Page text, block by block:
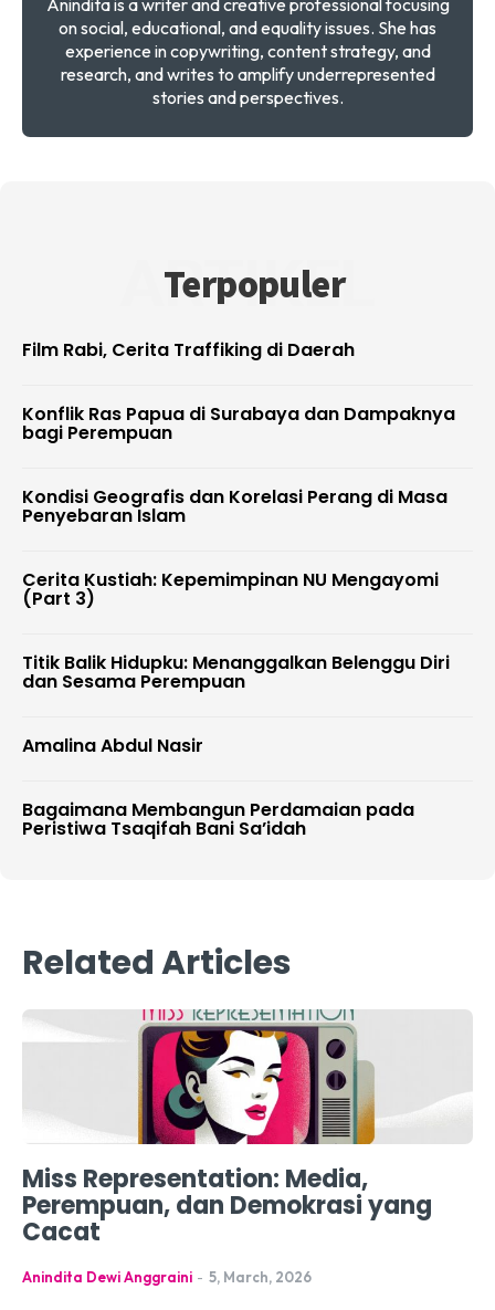
on social, educational, and equality issues. She has
experience in copywriting, content strategy, and
research, and writes to amplify underrepresented
stories and perspectives.
Terpopuler
ARTIKEL
Film Rabi, Cerita Traffiking di Daerah
Konflik Ras Papua di Surabaya dan Dampaknya
bagi Perempuan
Kondisi Geografis dan Korelasi Perang di Masa
Penyebaran Islam
Cerita Kustiah: Kepemimpinan NU Mengayomi
(Part 3)
Titik Balik Hidupku: Menanggalkan Belenggu Diri
dan Sesama Perempuan
Amalina Abdul Nasir
Bagaimana Membangun Perdamaian pada
Peristiwa Tsaqifah Bani Sa’idah
Related Articles
Miss Representation: Media,
Perempuan, dan Demokrasi yang
Cacat
Anindita Dewi Anggraini - 5, March, 2026